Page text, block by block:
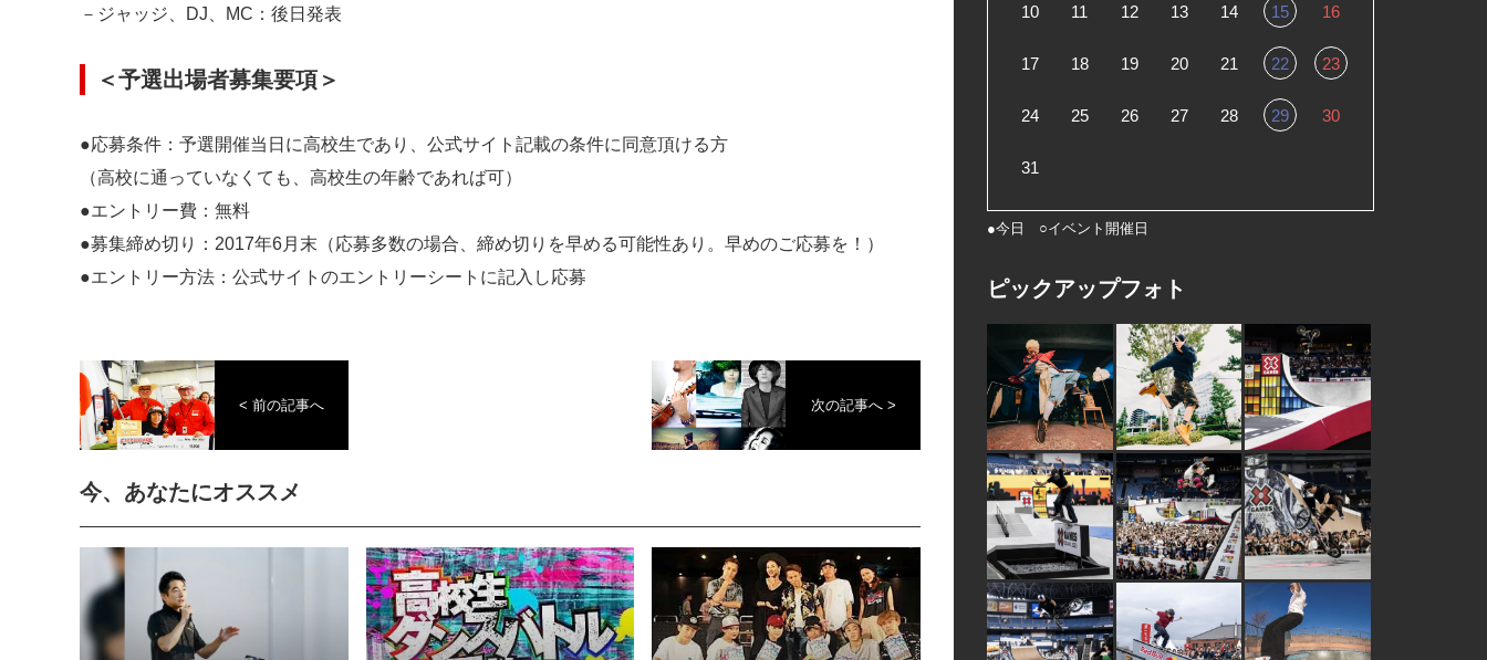
－ジャッジ、DJ、MC：後日発表
＜予選出場者募集要項＞
●応募条件：予選開催当日に高校生であり、公式サイト記載の条件に同意頂ける方
（高校に通っていなくても、高校生の年齢であれば可）
●エントリー費：無料
●募集締め切り：2017年6月末（応募多数の場合、締め切りを早める可能性あり。早めのご応募を！）
●エントリー方法：公式サイトのエントリーシートに記入し応募
< 前の記事へ 次の記事へ >
今、あなたにオススメ
10 11 12 13 14 15 16
17 18 19 20 21 22 23
24 25 26 27 28 29 30
31
●今日 ○イベント開催日
ピックアップフォト